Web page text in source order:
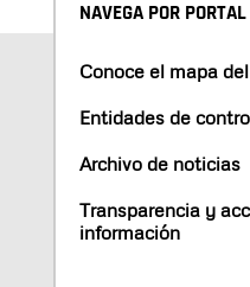
NAVEGA POR PORTAL
Conoce el mapa
Entidades de
Archivo de noticias
Transparencia y
información